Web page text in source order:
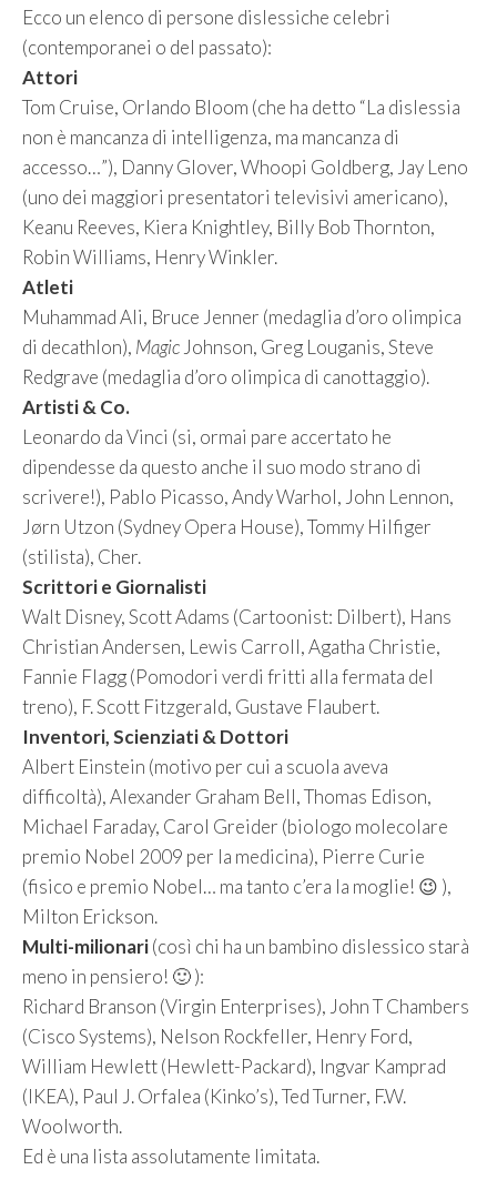
Ecco un elenco di persone dislessiche celebri
(contemporanei o del passato):
Attori
Tom Cruise, Orlando Bloom (che ha detto “La dislessia
non è mancanza di intelligenza, ma mancanza di
accesso…”), Danny Glover, Whoopi Goldberg, Jay Leno
(uno dei maggiori presentatori televisivi americano),
Keanu Reeves, Kiera Knightley, Billy Bob Thornton,
Robin Williams, Henry Winkler.
Atleti
Muhammad Ali, Bruce Jenner (medaglia d’oro olimpica
di decathlon), Magic Johnson, Greg Louganis, Steve
Redgrave (medaglia d’oro olimpica di canottaggio).
Artisti & Co.
Leonardo da Vinci (si, ormai pare accertato he
dipendesse da questo anche il suo modo strano di
scrivere!), Pablo Picasso, Andy Warhol, John Lennon,
Jørn Utzon (Sydney Opera House), Tommy Hilfiger
(stilista), Cher.
Scrittori e Giornalisti
Walt Disney, Scott Adams (Cartoonist: Dilbert), Hans
Christian Andersen, Lewis Carroll, Agatha Christie,
Fannie Flagg (Pomodori verdi fritti alla fermata del
treno), F. Scott Fitzgerald, Gustave Flaubert.
Inventori, Scienziati & Dottori
Albert Einstein (motivo per cui a scuola aveva
difficoltà), Alexander Graham Bell, Thomas Edison,
Michael Faraday, Carol Greider (biologo molecolare
premio Nobel 2009 per la medicina), Pierre Curie
(fisico e premio Nobel… ma tanto c’era la moglie! 😉 ),
Milton Erickson.
Multi-milionari(così chi ha un bambino dislessico starà
meno in pensiero! 🙂 ):
Richard Branson (Virgin Enterprises), John T Chambers
(Cisco Systems), Nelson Rockfeller, Henry Ford,
William Hewlett (Hewlett-Packard), Ingvar Kamprad
(IKEA), Paul J. Orfalea (Kinko’s), Ted Turner, F.W.
Woolworth.
Ed è una lista assolutamente limitata.